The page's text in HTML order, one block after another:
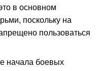
в основном
поскольку на
пользоваться
начала боевых